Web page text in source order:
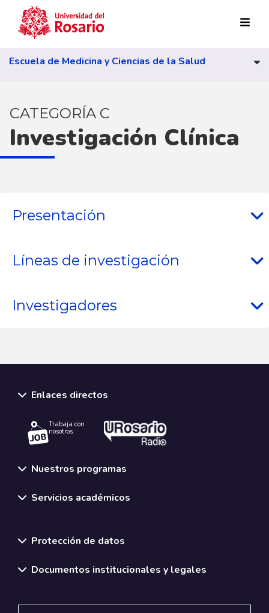
Pasar al contenido principal
Escuela de Medicina y Ciencias de la Salud
CATEGORÍA C
Investigación Clínica
Presentación
Líneas de investigación
Investigadores
Enlaces directos
Trabaja con
nosotros.
Nuestros programas
Servicios académicos
Protección de datos
Documentos institucionales y legales